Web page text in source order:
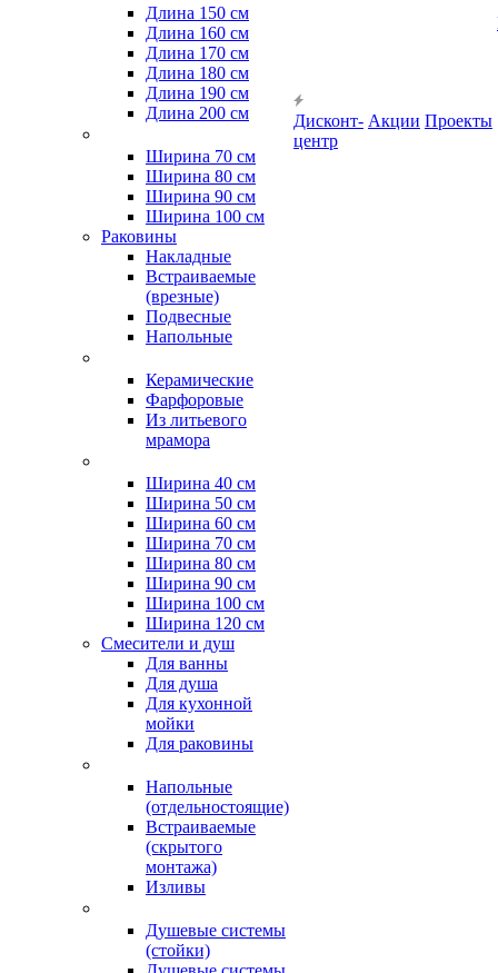
Длина 150 см
Длина 160 см
Длина 170 см
Длина 180 см
Длина 190 см
Длина 200 см
Ширина 70 см
Ширина 80 см
Ширина 90 см
Ширина 100 см
Раковины
Накладные
Встраиваемые
(врезные)
Подвесные
Напольные
Керамические
Фарфоровые
Из литьевого
мрамора
Ширина 40 см
Ширина 50 см
Ширина 60 см
Ширина 70 см
Ширина 80 см
Ширина 90 см
Ширина 100 см
Ширина 120 см
Смесители и душ
Для ванны
Для душа
Для кухонной
мойки
Для раковины
Напольные
(отдельностоящие)
Встраиваемые
(скрытого
монтажа)
Изливы
Душевые системы
(стойки)
Дисконт-
центр
Акции Проекты